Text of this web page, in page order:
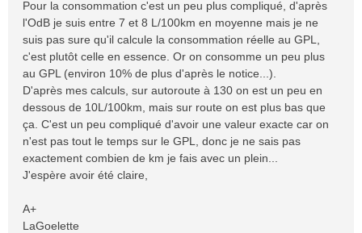
Pour la consommation c'est un peu plus compliqué, d'après
l'OdB je suis entre 7 et 8 L/100km en moyenne mais je ne
suis pas sure qu'il calcule la consommation réelle au GPL,
c'est plutôt celle en essence. Or on consomme un peu plus
au GPL (environ 10% de plus d'après le notice...).
D'après mes calculs, sur autoroute à 130 on est un peu en
dessous de 10L/100km, mais sur route on est plus bas que
ça. C'est un peu compliqué d'avoir une valeur exacte car on
n'est pas tout le temps sur le GPL, donc je ne sais pas
exactement combien de km je fais avec un plein...
J'espère avoir été claire,
A+
LaGoelette